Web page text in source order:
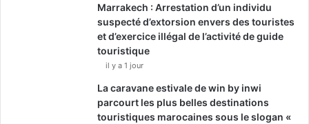
Marrakech : Arrestation d’un individu
suspecté d’extorsion envers des touristes
et d’exercice illégal de l’activité de guide
touristique
il y a 1 jour
La caravane estivale de win by inwi
parcourt les plus belles destinations
touristiques marocaines sous le slogan «